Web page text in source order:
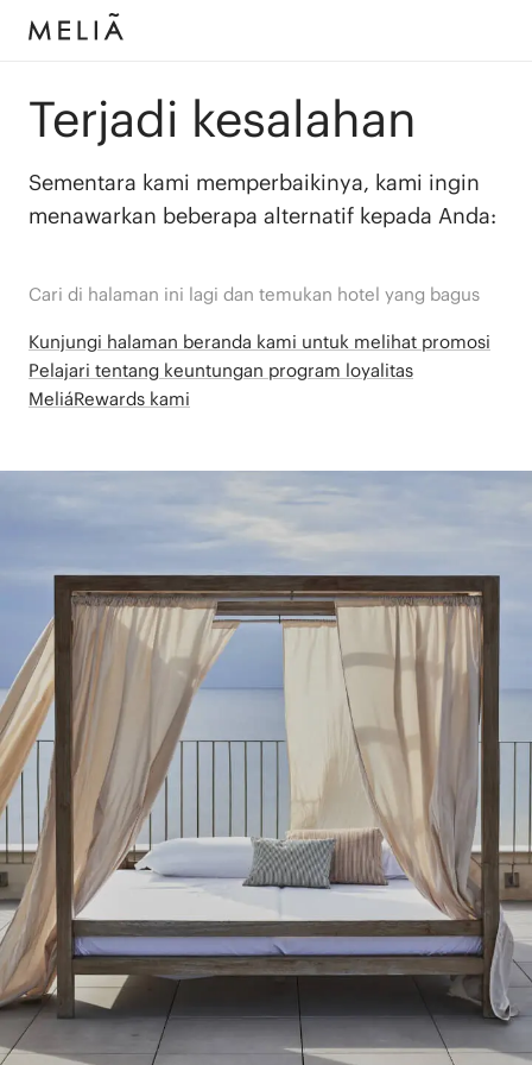
Terjadi kesalahan
Sementara kami memperbaikinya, kami ingin
menawarkan beberapa alternatif kepada Anda:
Cari di halaman ini lagi dan temukan hotel yang bagus
Kunjungi halaman beranda kami untuk melihat promosi
Pelajari tentang keuntungan program loyalitas
MeliáRewards kami